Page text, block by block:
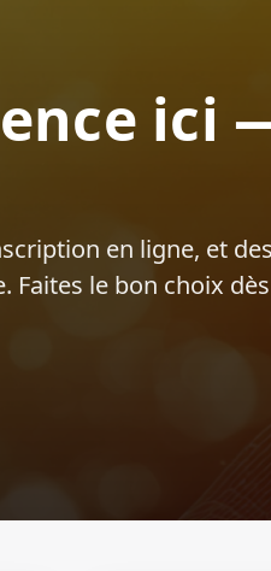
ici
en ligne, et
Faites le bon choix